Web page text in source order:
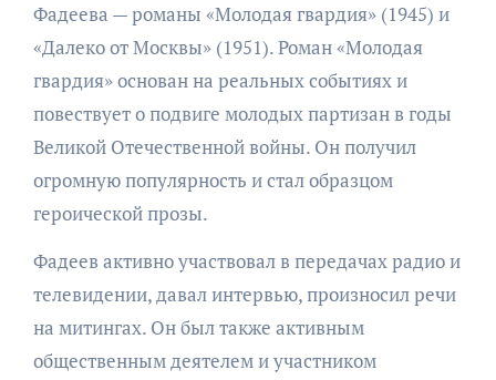
Фадеева — романы «Молодая гвардия» (1945) и
«Далеко от Москвы» (1951). Роман «Молодая
гвардия» основан на реальных событиях и
повествует о подвиге молодых партизан в годы
Великой Отечественной войны. Он получил
огромную популярность и стал образцом
героической прозы.
Фадеев активно участвовал в передачах радио и
телевидении, давал интервью, произносил речи
на митингах. Он был также активным
общественным деятелем и участником